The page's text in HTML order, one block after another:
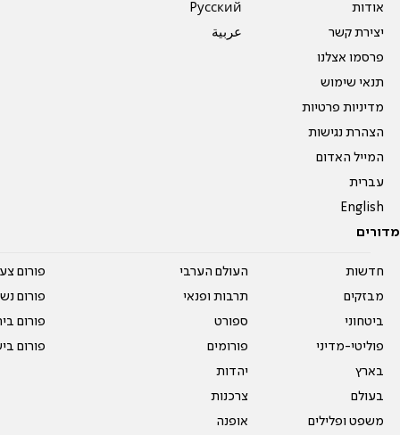
אודות
יצירת קשר
פרסמו אצלנו
תנאי שימוש
מדיניות פרטיות
הצהרת נגישות
המייל האדום
עברית
English
Pусский
عربية
מדורים
חדשות
מבזקים
ביטחוני
פוליטי-מדיני
בארץ
בעולם
משפט ופלילים
העולם הערבי
תרבות ופנאי
ספורט
פורומים
יהדות
צרכנות
אופנה
פורום
פורום
פורום
פורום